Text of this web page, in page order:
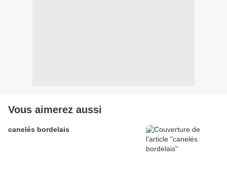
Vous aimerez aussi
canelés bordelais